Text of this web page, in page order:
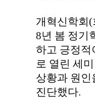
개혁신학회
8년 봄 정기
하고 긍정적
로 열린 세
상황과 원인
진단했다.